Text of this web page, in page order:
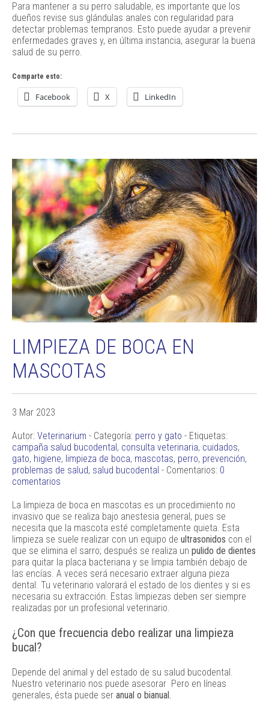
Para mantener a su perro saludable, es importante que los
dueños revise sus glándulas anales con regularidad para
detectar problemas tempranos. Esto puede ayudar a prevenir
enfermedades graves y, en última instancia, asegurar la buena
salud de su perro.
Comparte esto:
Facebook X LinkedIn
LIMPIEZA DE BOCA EN
MASCOTAS
3 Mar 2023
Autor: Veterinarium - Categoría: perro y gato - Etiquetas:
campaña salud bucodental, consulta veterinaria, cuidados,
gato, higiene, limpieza de boca, mascotas, perro, prevención,
problemas de salud, salud bucodental - Comentarios: 0
comentarios
La limpieza de boca en mascotas es un procedimiento no
invasivo que se realiza bajo anestesia general, pues se
necesita que la mascota esté completamente quieta. Esta
limpieza se suele realizar con un equipo de ultrasonidos con el
que se elimina el sarro; después se realiza un pulido de dientes
para quitar la placa bacteriana y se limpia también debajo de
las encías. A veces será necesario extraer alguna pieza
dental. Tu veterinario valorará el estado de los dientes y si es
necesaria su extracción. Estas limpiezas deben ser siempre
realizadas por un profesional veterinario.
¿Con que frecuencia debo realizar una limpieza
bucal?
Depende del animal y del estado de su salud bucodental.
Nuestro veterinario nos puede asesorar Pero en líneas
generales, ésta puede ser anual o bianual.